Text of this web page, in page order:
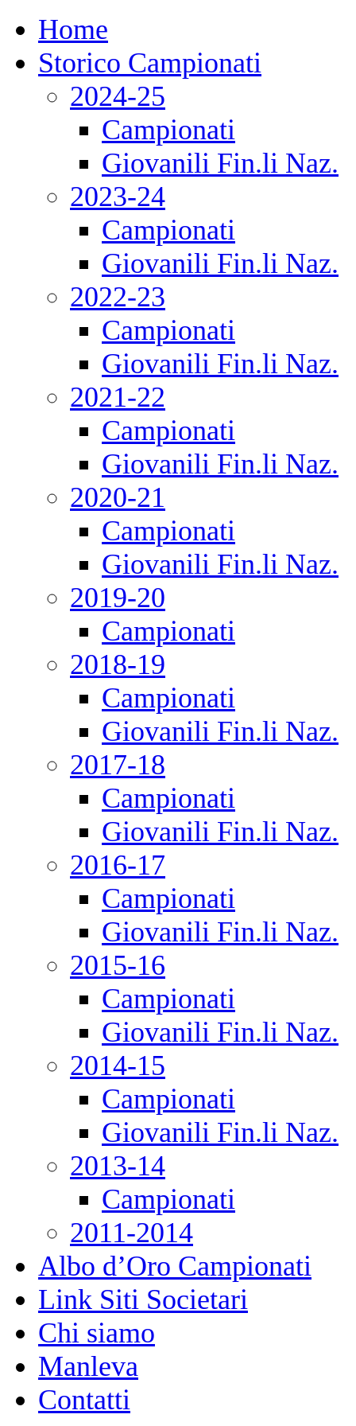
Home
Storico Campionati
2024-25
Campionati
Giovanili Fin.li Naz.
2023-24
Campionati
Giovanili Fin.li Naz.
2022-23
Campionati
Giovanili Fin.li Naz.
2021-22
Campionati
Giovanili Fin.li Naz.
2020-21
Campionati
Giovanili Fin.li Naz.
2019-20
Campionati
2018-19
Campionati
Giovanili Fin.li Naz.
2017-18
Campionati
Giovanili Fin.li Naz.
2016-17
Campionati
Giovanili Fin.li Naz.
2015-16
Campionati
Giovanili Fin.li Naz.
2014-15
Campionati
Giovanili Fin.li Naz.
2013-14
Campionati
2011-2014
Albo d’Oro Campionati
Link Siti Societari
Chi siamo
Manleva
Contatti